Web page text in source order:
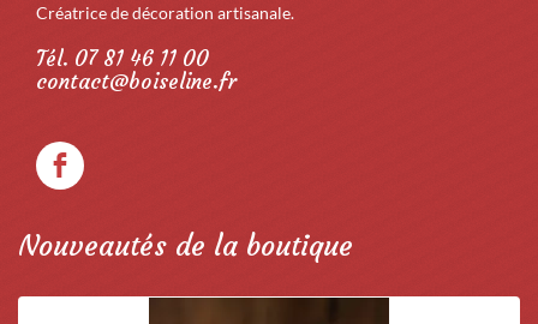
Créatrice de décoration artisanale.
Tél. 07 81 46 11 00
contact@boiseline.fr
Nouveautés de la boutique